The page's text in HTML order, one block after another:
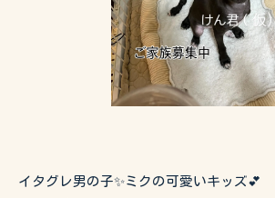
イタグレ男の子✨ミクの可愛いキッズ💕